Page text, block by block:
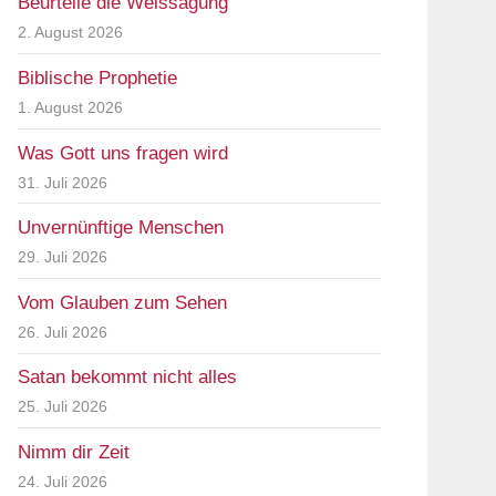
2. August 2026
Biblische Prophetie
1. August 2026
Was Gott uns fragen wird
31. Juli 2026
Unvernünftige Menschen
29. Juli 2026
Vom Glauben zum Sehen
26. Juli 2026
Satan bekommt nicht alles
25. Juli 2026
Nimm dir Zeit
24. Juli 2026